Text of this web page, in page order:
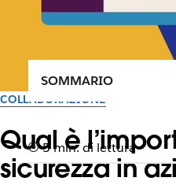
COLLABORAZIONE
Qual è
sicurezza in
SOMMARIO
5 min. di lettura